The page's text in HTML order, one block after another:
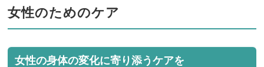
女性のためのケア
女性の身体の変化に寄り添うケアを